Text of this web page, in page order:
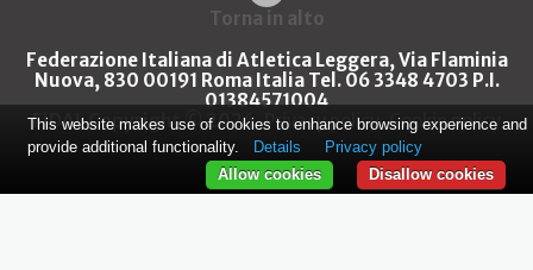
Torna in alto
Federazione Italiana di Atletica Leggera, Via Flaminia
Nuova, 830 00191 Roma Italia Tel. 06 3348 4703 P.I.
01384571004
FIDAL Copyright © 2026 Privacy policy Cookie policy
This website makes use of cookies to enhance browsing experience and
provide additional functionality.
Details
Privacy policy
Disallow cookies
Allow cookies